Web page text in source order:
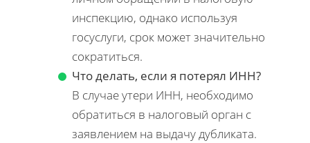
инспекцию, однако используя
госуслуги, срок может значительно
сократиться.
Что делать, если я потерял ИНН?
В случае утери ИНН, необходимо
обратиться в налоговый орган с
заявлением на выдачу дубликата.